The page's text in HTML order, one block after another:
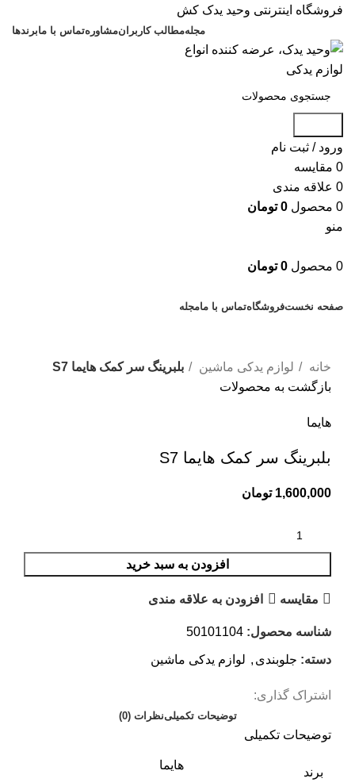
فروشگاه اینترنتی وحید یدک کش
مجلهمطالب کاربرانمشاورهتماس با مابرندها
ورود / ثبت نام
0 مقایسه
0 علاقه مندی
0 محصول 0 تومان
منو
0 محصول 0 تومان
صفحه نخستفروشگاهتماس با مامجله
خانه
لوازم یدکی ماشین
بلبرینگ سر کمک هایما S7
بازگشت به محصولات
هایما
بلبرینگ سر کمک هایما S7
1,600,000 تومان
افزودن به سبد خرید
مقایسه افزودن به علاقه مندی
شناسه محصول: 50101104
دسته: جلوبندی , لوازم یدکی ماشین
اشتراک گذاری:
توضیحات تکمیلینظرات (0)
توضیحات تکمیلی
برند
هایما